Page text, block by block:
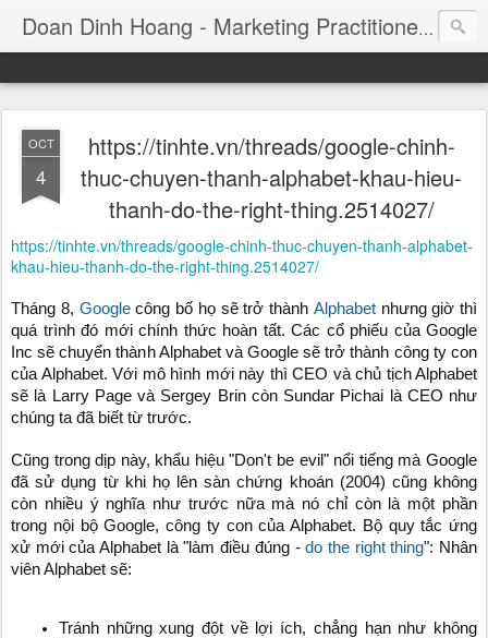
Doan Dinh Hoang - Marketing Practitioner
OCT
4
https://tinhte.vn/threads/google-chinh-
thuc-chuyen-thanh-alphabet-khau-hieu-
thanh-do-the-right-thing.2514027/
https://tinhte.vn/threads/google-chinh-thuc-chuyen-thanh-alphabet-
khau-hieu-thanh-do-the-right-thing.2514027/
Tháng 8, Googlecông bố họ sẽ trở thành Alphabetnhưng giờ thì
quá trình đó mới chính thức hoàn tất. Các cổ phiếu của Google
Inc sẽ chuyển thành Alphabet và Google sẽ trở thành công ty con
của Alphabet. Với mô hình mới này thì CEO và chủ tịch Alphabet
sẽ là Larry Page và Sergey Brin còn Sundar Pichai là CEO như
chúng ta đã biết từ trước.
Cũng trong dịp này, khẩu hiệu "Don't be evil" nổi tiếng mà Google
đã sử dụng từ khi họ lên sàn chứng khoán (2004) cũng không
còn nhiều ý nghĩa như trước nữa mà nó chỉ còn là một phần
trong nội bộ Google, công ty con của Alphabet. Bộ quy tắc ứng
xử mới của Alphabet là "làm điều đúng -do the right thing": Nhân
viên Alphabet sẽ:
Tránh những xung đột về lợi ích, chẳng hạn như không